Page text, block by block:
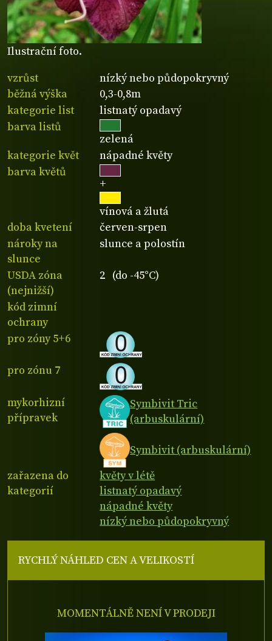
Ilustrační foto.
vzrůst
nízký nebo půdopokryvný
běžná výška
0,3-0,8m
kategorie list
listnatý opadavý
barva listů
zelená
kategorie květ
nápadné květy
barva květů
+
vínová a žlutá
doba kvetení
červen-srpen
nároky na
slunce
slunce a polostín
USDA zóna
(nejnižší)
2 (do -45°C)
kód zimní
ochrany
pro zóny 5+6
pro zónu 7
mykorhizní
přípravek
Symbivit Tric
(arbuskulární)
Symbivit (arbuskulární)
zařazena do
kategorií
květy v létě
listnatý opadavý
nápadné květy
nízký nebo půdopokryvný
RYCHLÝ NÁHLED CEN A VELIKOSTÍ
MOMENTÁLNĚ NENÍ V PRODEJI